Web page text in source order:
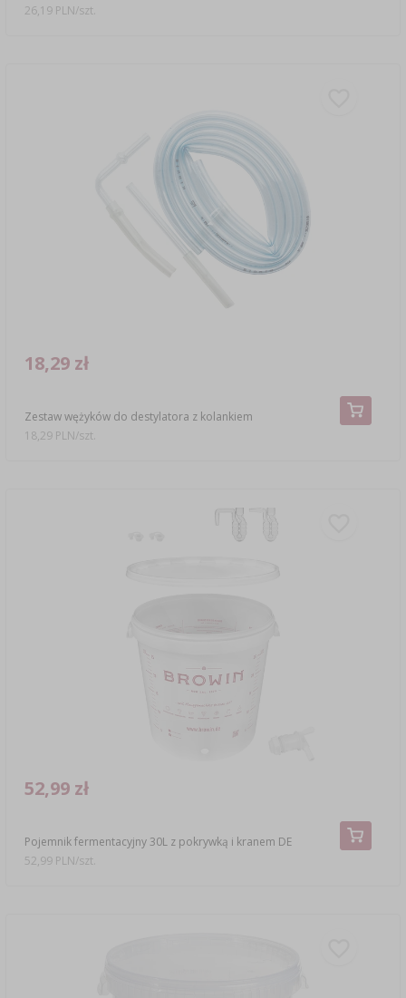
26,19 PLN/szt.
Zestaw wężyków do destylatora z kolankiem
18,29 zł
18,29 PLN/szt.
Pojemnik fermentacyjny 30L z pokrywką i kranem DE
52,99 zł
52,99 PLN/szt.